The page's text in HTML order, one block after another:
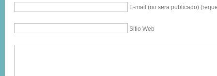
E-mail (no sera publicado)
Sitio Web